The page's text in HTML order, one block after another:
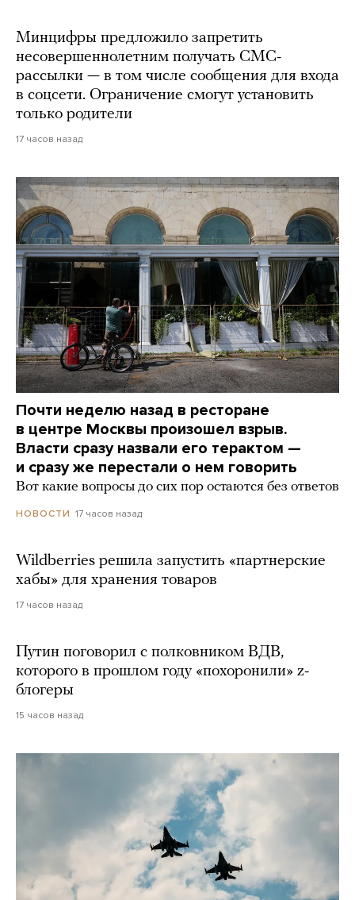
Минцифры предложило запретить
несовершеннолетним получать СМС-
рассылки — в том числе сообщения для входа
в соцсети. Ограничение смогут установить
только родители
17 часов назад
Почти неделю назад в ресторане
в центре Москвы произошел взрыв.
Власти сразу назвали его терактом —
и сразу же перестали о нем говорить
Вот какие вопросы до сих пор остаются без ответов
НОВОСТИ 17 часов назад
Wildberries решила запустить «партнерские
хабы» для хранения товаров
17 часов назад
Путин поговорил с полковником ВДВ,
которого в прошлом году «похоронили» z-
блогеры
15 часов назад